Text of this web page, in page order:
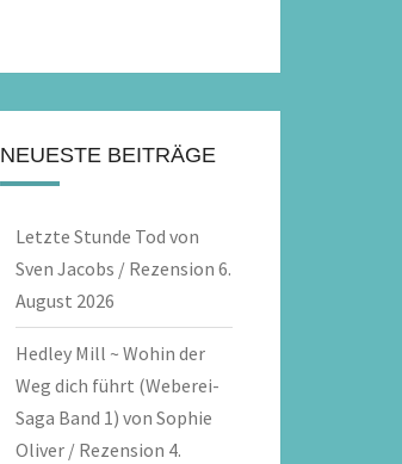
NEUESTE BEITRÄGE
Letzte Stunde Tod von
Sven Jacobs / Rezension 6.
August 2026
Hedley Mill ~ Wohin der
Weg dich führt (Weberei-
Saga Band 1) von Sophie
Oliver / Rezension 4.